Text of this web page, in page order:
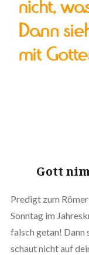
Gott
Predigt zum
Sonntag im
falsch getan! Dann
schaut nicht auf